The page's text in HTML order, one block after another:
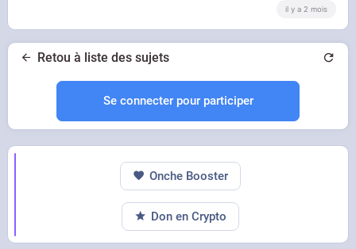
il y a 2 mois
Retou à liste des sujets
Se connecter pour participer
Onche Booster
Don en Crypto